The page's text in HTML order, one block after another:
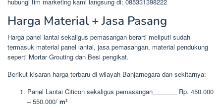
Harga Material + Jasa Pasang
Harga panel lantai sekaligus pemasangan berarti meliputi sudah
termasuk material panel lantai, jasa pemasangan, material pendukung
seperti Mortar Grouting dan Besi pengikat.
Berikut kisaran harga terbaru di wilayah Banjarnegara dan sekitarnya:
Panel Lantai Citicon sekaligus pemasangan_______ Rp. 450.000
– 550.000/ m²